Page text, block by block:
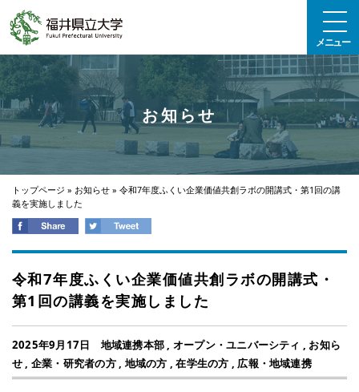
メニュー
お知らせ
トップページ » お知らせ » 令和7年度ふくい企業価値共創ラボの開講式・第1回の講
義を実施しました
令和7年度ふくい企業価値共創ラボの開講式・
第1回の講義を実施しました
2025年9月17日 地域連携本部 , オープン・ユニバーシティ , お知ら
せ , 企業・研究者の方, 地域の方 ,在学生の方 , 広報・地域連携